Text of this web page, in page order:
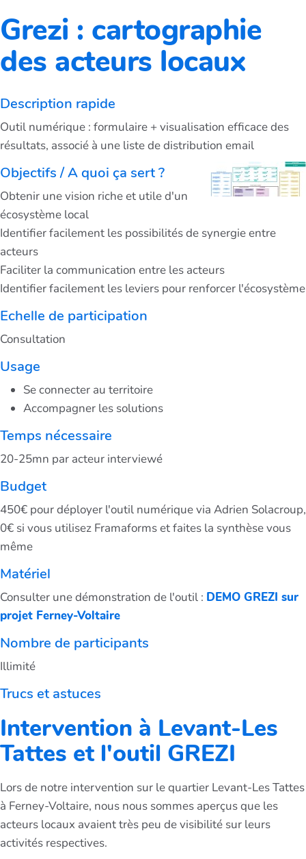
Grezi : cartographie
des acteurs locaux
Description rapide
Outil numérique : formulaire + visualisation efficace des
résultats, associé à une liste de distribution email
Objectifs / A quoi ça sert ?
Obtenir une vision riche et utile d'un
écosystème local
Identifier facilement les possibilités de synergie entre
acteurs
Faciliter la communication entre les acteurs
Identifier facilement les leviers pour renforcer l'écosystème
Echelle de participation
Consultation
Usage
Se connecter au territoire
Accompagner les solutions
Temps nécessaire
20-25mn par acteur interviewé
Budget
450€ pour déployer l'outil numérique via Adrien Solacroup,
0€ si vous utilisez Framaforms et faites la synthèse vous
même
Matériel
Consulter une démonstration de l'outil : DEMO GREZI sur
projet Ferney-Voltaire
Nombre de participants
Illimité
Trucs et astuces
Intervention à Levant-Les
Tattes et l'outil GREZI
Lors de notre intervention sur le quartier Levant-Les Tattes
à Ferney-Voltaire, nous nous sommes aperçus que les
acteurs locaux avaient très peu de visibilité sur leurs
activités respectives.